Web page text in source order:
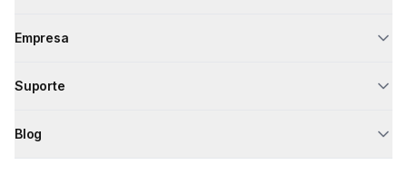
Empresa
Suporte
Blog